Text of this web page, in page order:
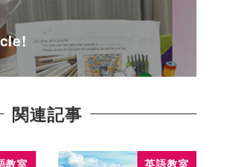
関連記事
教室 英語教室